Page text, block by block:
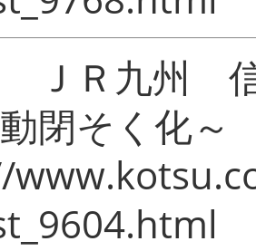
ＪＲ九州 信
閉そく化～